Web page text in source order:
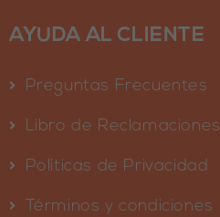
AYUDA AL CLIENTE
Preguntas Frecuentes
Libro de Reclamaciones
Políticas de Privacidad
Términos y condiciones